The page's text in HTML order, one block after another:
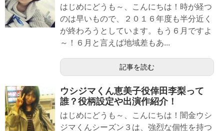
はじめにどうも～、こんにちは！時が経つ
のは早いもので、２０１６年度も半分近く
が終わろうとしています。もう６月ですよ
～！６月と言えば地域差もあ...
記事を読む
ウシジマくん恵美子役倖田李梨って
誰？役柄設定や出演作紹介！
はじめにどうも～、こんにちは！闇金ウシ
ジマくんシーズン３は、強烈な個性を持つ